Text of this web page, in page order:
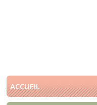
ACCUEIL